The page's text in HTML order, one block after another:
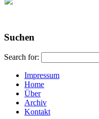
Suchen
Search for:
Impressum
Home
Über
Archiv
Kontakt